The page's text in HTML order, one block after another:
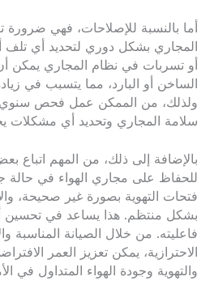
أما بالنسبة للإصلاحات، فهي
المجاري بشكل دوري لتحديد أي
أو تسربات في نظام المجاري يمكن
الساخن أو البارد، مما يتسبب في
ولذلك، من الممكن عمل فحص سنوي
سلامة المجاري وتحديد أي مشكلات
بالإضافة إلى ذلك، من المهم اتباع
للحفاظ على مجاري الهواء في حالة
فتحات التهوية بصورة غير صحيحة،
بشكل منتظم. هذا يساعد في تحسين
فاعليته. من خلال الصيانة المناسبة
الاحترازية، يمكن تعزيز العمر
والتهوية وجودة الهواء المتداول في